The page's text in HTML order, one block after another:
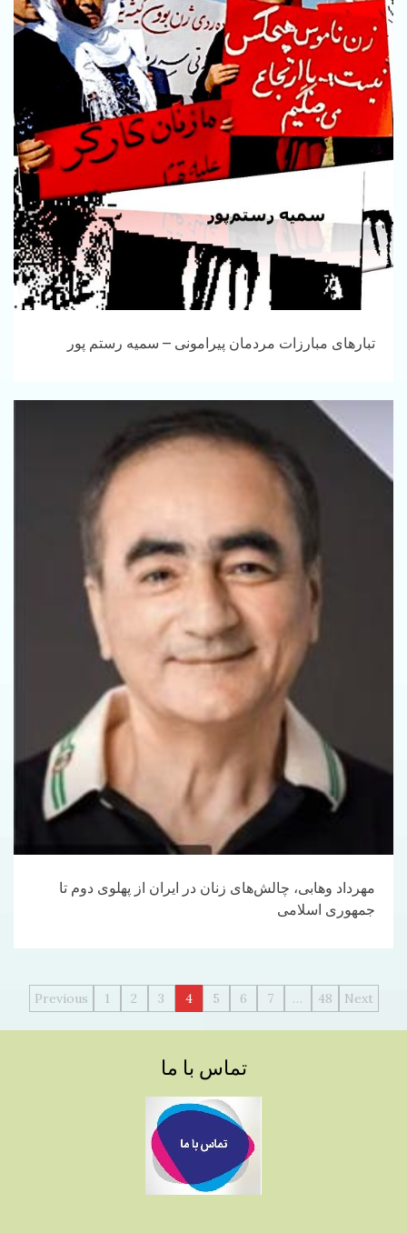
تبارهای مبارزات مردمان پیرامونی – سمیه رستم پور
مهرداد وهابی، چالش‌های زنان در ایران از پهلوی دوم تا
جمهوری اسلامی
راهبری
Previous 1 2 3 4 5 6 7 … 48 Next
تماس با ما